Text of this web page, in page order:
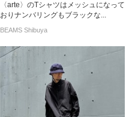
〈arte〉のTシャツはメッシュになって
おりナンバリングもブラックな...
BEAMS Shibuya